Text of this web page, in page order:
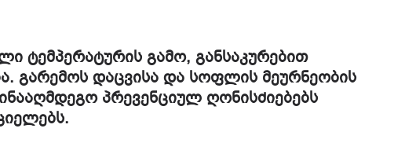
ტემპერატურის გამო, განსაკურებით
გარემოს დაცვისა და სოფლის მეურნეობის
პრევენციულ ღონისძიებებს